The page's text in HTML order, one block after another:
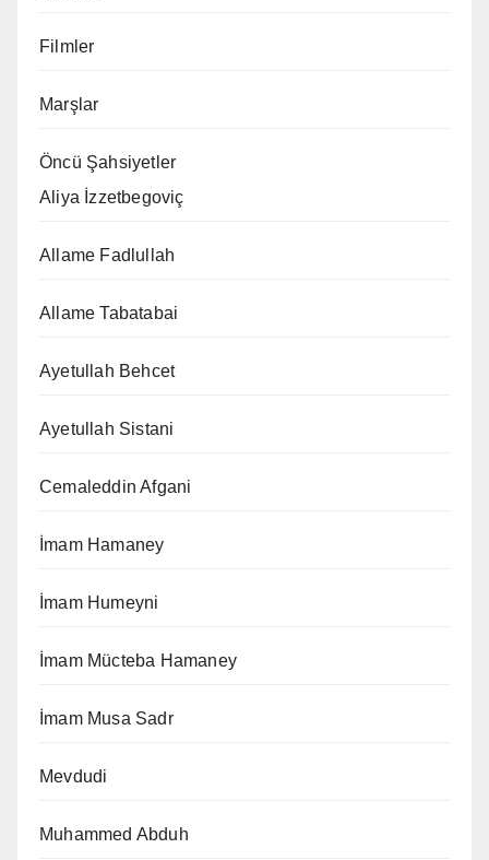
Filmler
Marşlar
Öncü Şahsiyetler
Aliya İzzetbegoviç
Allame Fadlullah
Allame Tabatabai
Ayetullah Behcet
Ayetullah Sistani
Cemaleddin Afgani
İmam Hamaney
İmam Humeyni
İmam Mücteba Hamaney
İmam Musa Sadr
Mevdudi
Muhammed Abduh